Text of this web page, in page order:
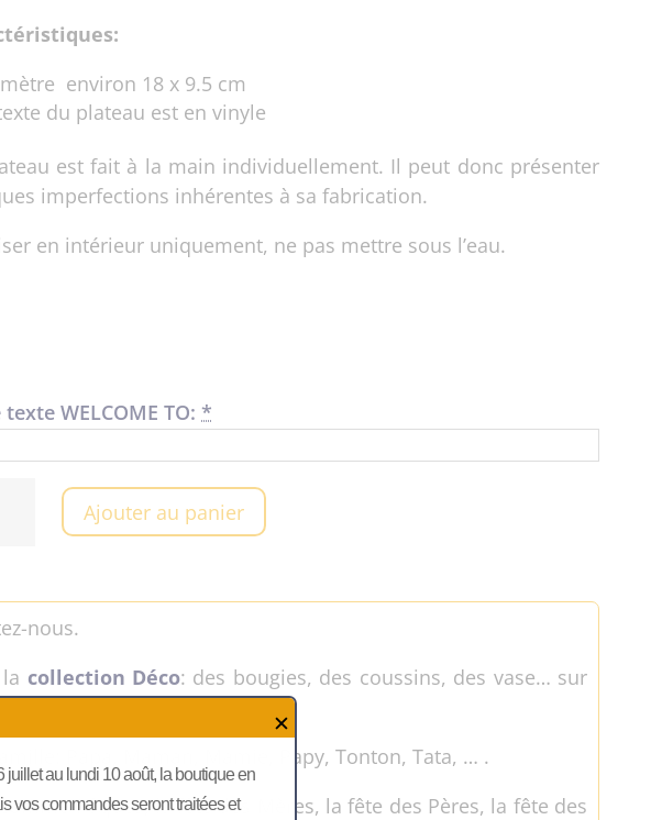
environ 18 x 9.5 cm
du plateau est en vinyle
est fait à la main individuellement. Il peut donc présenter
imperfections inhérentes à sa fabrication.
en intérieur uniquement, ne pas mettre sous l’eau.
WELCOME TO: *
Ajouter au panier
nous.
collection Déco: des bougies, des coussins, des vase… sur
Papa, Maman, Mamie, Papy, Tonton, Tata, … .
Pâques, la fête des Mères, la fête des Pères, la fête des
✕
juillet au lundi 10 août, la boutique en
vos commandes seront traitées et